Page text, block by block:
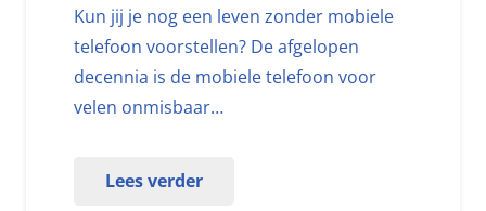
Kun jij je nog een leven zonder mobiele
telefoon voorstellen? De afgelopen
decennia is de mobiele telefoon voor
velen onmisbaar…
Lees verder